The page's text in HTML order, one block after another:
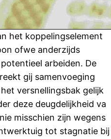
het koppelingselement
ofwe anderzijds
arbeiden. De
gij samenvoeging
versnellingsbak gelijk
deze deugdelijkheid va
misschien zijn wegens
tot stagnatie bij